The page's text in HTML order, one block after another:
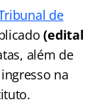
de
(edital
além de
na